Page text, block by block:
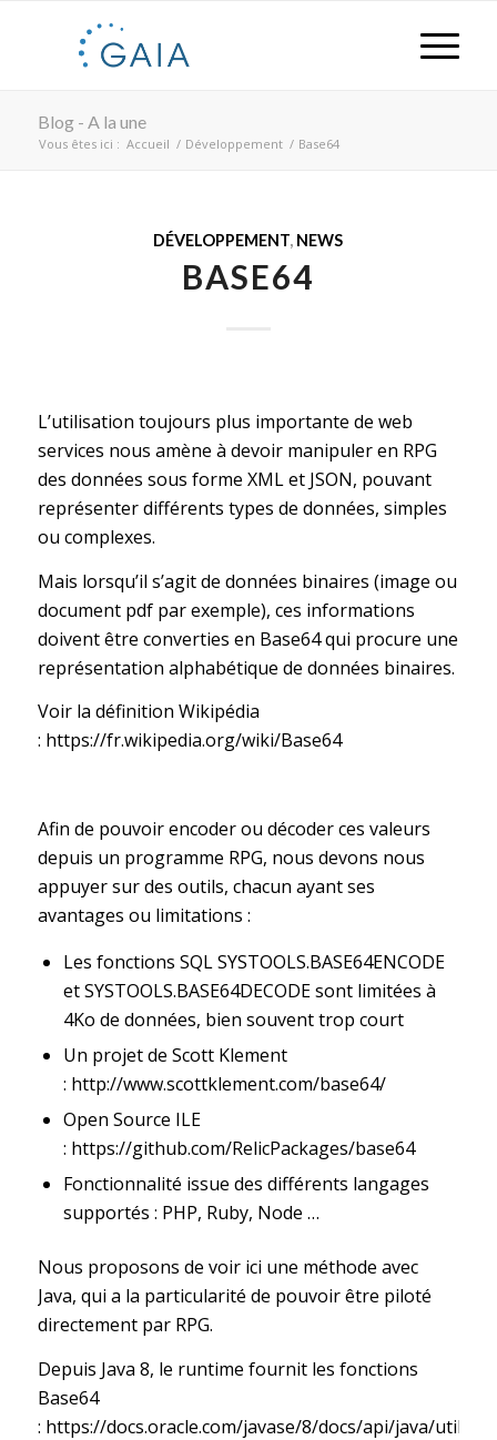
Blog - A la une
Vous êtes ici : Accueil / Développement / Base64
DÉVELOPPEMENT, NEWS
BASE64
L’utilisation toujours plus importante de web
services nous amène à devoir manipuler en RPG
des données sous forme XML et JSON, pouvant
représenter différents types de données, simples
ou complexes.
Mais lorsqu’il s’agit de données binaires (image ou
document pdf par exemple), ces informations
doivent être converties en Base64 qui procure une
représentation alphabétique de données binaires.
Voir la définition Wikipédia
: https://fr.wikipedia.org/wiki/Base64
Afin de pouvoir encoder ou décoder ces valeurs
depuis un programme RPG, nous devons nous
appuyer sur des outils, chacun ayant ses
avantages ou limitations :
Les fonctions SQL SYSTOOLS.BASE64ENCODE
et SYSTOOLS.BASE64DECODE sont limitées à
4Ko de données, bien souvent trop court
Un projet de Scott Klement
: http://www.scottklement.com/base64/
Open Source ILE
: https://github.com/RelicPackages/base64
Fonctionnalité issue des différents langages
supportés : PHP, Ruby, Node …
Nous proposons de voir ici une méthode avec
Java, qui a la particularité de pouvoir être piloté
directement par RPG.
Depuis Java 8, le runtime fournit les fonctions
Base64
: https://docs.oracle.com/javase/8/docs/api/java/util/